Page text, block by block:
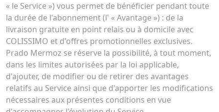
« le Service ») vous permet de bénéficier pendant toute
la durée de l'abonnement (l' « Avantage ») : de la
livraison gratuite en point relais ou à domicile avec
COLISSIMO et d'offres promotionnelles exclusives.
Prado Mermoz se réserve la possibilité, à tout moment,
dans les limites autorisées par la loi applicable,
d'ajouter, de modifier ou de retirer des avantages
relatifs au Service ainsi que d'apporter les modifications
nécessaires aux présentes conditions en vue